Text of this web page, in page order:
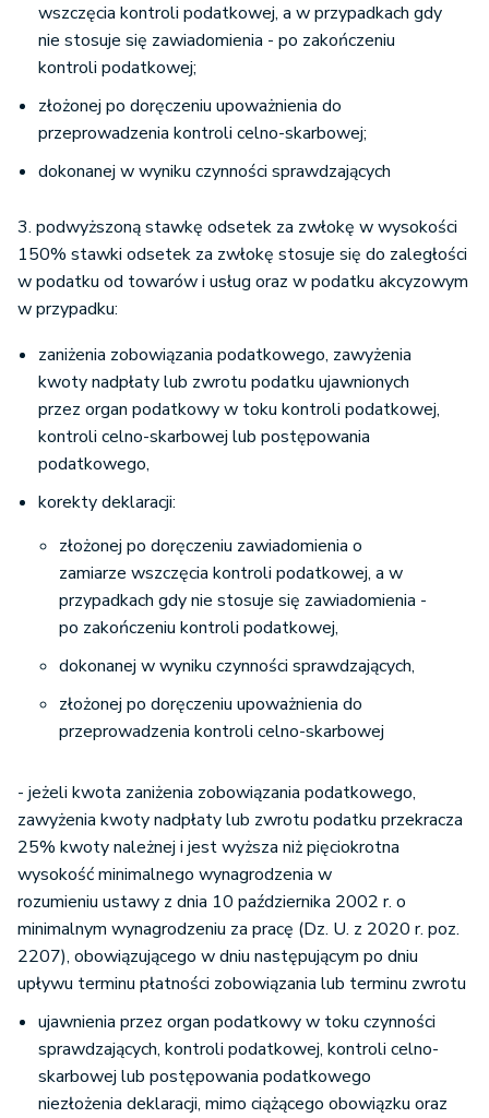
wszczęcia kontroli podatkowej, a w przypadkach gdy
nie stosuje się zawiadomienia - po zakończeniu
kontroli podatkowej;
złożonej po doręczeniu upoważnienia do
przeprowadzenia kontroli celno-skarbowej;
dokonanej w wyniku czynności sprawdzających
3. podwyższoną stawkę odsetek za zwłokę w wysokości
150% stawki odsetek za zwłokę stosuje się do zaległości
w podatku od towarów i usług oraz w podatku akcyzowym
w przypadku:
zaniżenia zobowiązania podatkowego, zawyżenia
kwoty nadpłaty lub zwrotu podatku ujawnionych
przez organ podatkowy w toku kontroli podatkowej,
kontroli celno-skarbowej lub postępowania
podatkowego,
korekty deklaracji:
złożonej po doręczeniu zawiadomienia o
zamiarze wszczęcia kontroli podatkowej, a w
przypadkach gdy nie stosuje się zawiadomienia -
po zakończeniu kontroli podatkowej,
dokonanej w wyniku czynności sprawdzających,
złożonej po doręczeniu upoważnienia do
przeprowadzenia kontroli celno-skarbowej
- jeżeli kwota zaniżenia zobowiązania podatkowego,
zawyżenia kwoty nadpłaty lub zwrotu podatku przekracza
25% kwoty należnej i jest wyższa niż pięciokrotna
wysokość minimalnego wynagrodzenia w
rozumieniu ustawy z dnia 10 października 2002 r. o
minimalnym wynagrodzeniu za pracę (Dz. U. z 2020 r. poz.
2207), obowiązującego w dniu następującym po dniu
upływu terminu płatności zobowiązania lub terminu zwrotu
ujawnienia przez organ podatkowy w toku czynności
sprawdzających, kontroli podatkowej, kontroli celno-
skarbowej lub postępowania podatkowego
niezłożenia deklaracji, mimo ciążącego obowiązku oraz